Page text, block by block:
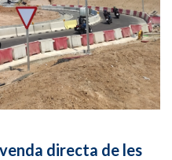
directa de les